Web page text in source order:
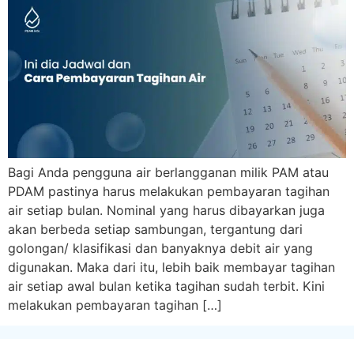
Bagi Anda pengguna air berlangganan milik PAM atau
PDAM pastinya harus melakukan pembayaran tagihan
air setiap bulan. Nominal yang harus dibayarkan juga
akan berbeda setiap sambungan, tergantung dari
golongan/ klasifikasi dan banyaknya debit air yang
digunakan. Maka dari itu, lebih baik membayar tagihan
air setiap awal bulan ketika tagihan sudah terbit. Kini
melakukan pembayaran tagihan […]